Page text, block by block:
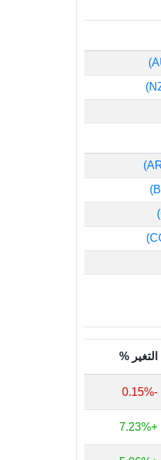
التغير %
-0.15%
+7.23%